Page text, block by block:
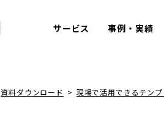
サービス 事例・実績
資料ダウンロード > 現場で活用できるテンプ